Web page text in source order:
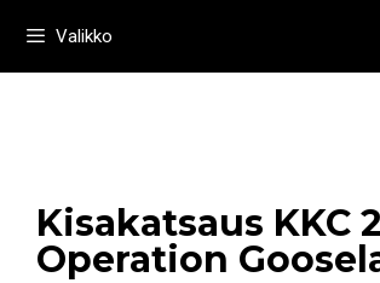
sisältöönValikko
Kisakatsaus KKC
Operation